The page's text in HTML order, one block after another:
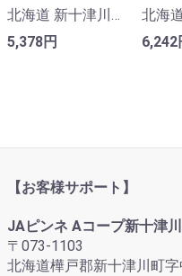
北海道 新十津川産、浦臼町産 ノースランドレッド 2玉入り
5,378円
6,242
【お客様サポート】
JAピンネ Aコープ新十津
〒073-1103
北海道樺戸郡新十津川町